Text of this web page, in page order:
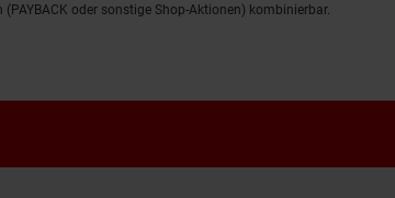
oder sonstige Shop-Aktionen) kombinierbar.